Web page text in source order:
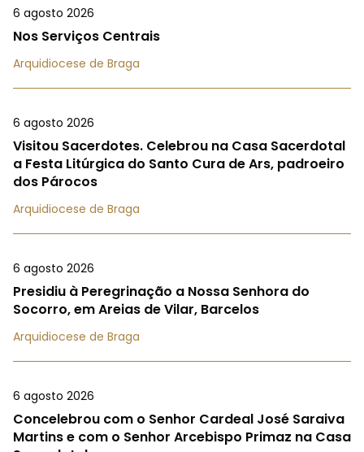
6 agosto 2026
Nos Serviços Centrais
Arquidiocese de Braga
6 agosto 2026
Visitou Sacerdotes. Celebrou na Casa Sacerdotal
a Festa Litúrgica do Santo Cura de Ars, padroeiro
dos Párocos
Arquidiocese de Braga
6 agosto 2026
Presidiu à Peregrinação a Nossa Senhora do
Socorro, em Areias de Vilar, Barcelos
Arquidiocese de Braga
6 agosto 2026
Concelebrou com o Senhor Cardeal José Saraiva
Martins e com o Senhor Arcebispo Primaz na Casa